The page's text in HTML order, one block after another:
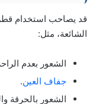
قد يصاحب استخدام
الشائعة، مثل:
الشعور بعدم
جفاف العين.
الشعور بالحرقة